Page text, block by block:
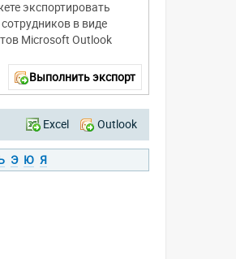
экспортировать
в виде
Microsoft Outlook
Выполнить экспорт
Excel Outlook
Э Ю Я